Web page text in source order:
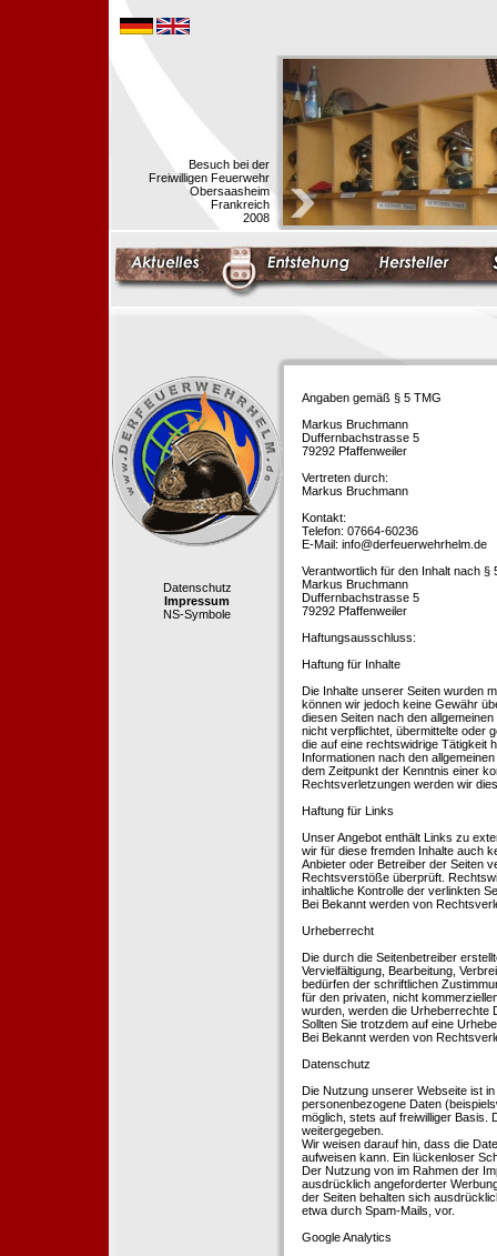
Besuch bei der
Freiwilligen Feuerwehr
Obersaasheim
Frankreich
2008
Datenschutz
Impressum
NS-Symbole
Angaben gemäß § 5 TMG
Markus Bruchmann
Duffernbachstrasse 5
79292 Pfaffenweiler
Vertreten durch:
Markus Bruchmann
Kontakt:
Telefon: 07664-60236
E-Mail: info@derfeuerwehrhelm.de
Verantwortlich für den Inhalt nach §
Markus Bruchmann
Duffernbachstrasse 5
79292 Pfaffenweiler
Haftungsausschluss:
Haftung für Inhalte
Die Inhalte unserer Seiten wurden
können wir jedoch keine Gewähr
diesen Seiten nach den
nicht verpflichtet, übermittelte oder
die auf eine rechtswidrige Tätigkeit
Informationen nach den
dem Zeitpunkt der Kenntnis einer
Rechtsverletzungen werden wir
Haftung für Links
Unser Angebot enthält Links zu
wir für diese fremden Inhalte auch
Anbieter oder Betreiber der Seiten
Rechtsverstöße überprüft.
inhaltliche Kontrolle der verlinkten
Bei Bekannt werden von
Urheberrecht
Die durch die Seitenbetreiber
Vervielfältigung, Bearbeitung,
bedürfen der schriftlichen
für den privaten, nicht
wurden, werden die Urheberrechte
Sollten Sie trotzdem auf eine
Bei Bekannt werden von
Datenschutz
Die Nutzung unserer Webseite ist
personenbezogene Daten
möglich, stets auf freiwilliger Basis.
weitergegeben.
Wir weisen darauf hin, dass die
aufweisen kann. Ein lückenloser
Der Nutzung von im Rahmen der
ausdrücklich angeforderter
der Seiten behalten sich
etwa durch Spam-Mails, vor.
Google Analytics